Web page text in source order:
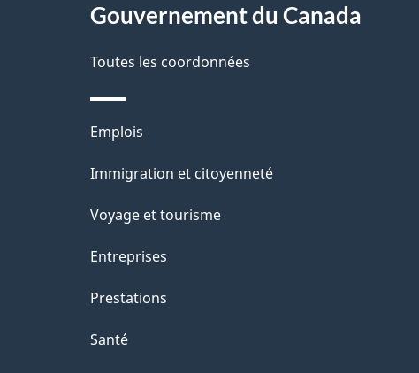
d
e
l
Gouvernement du Canada
Toutes les coordonnées
Thèmes
et
Emplois
Immigration et citoyenneté
Voyage et tourisme
Entreprises
Prestations
Santé